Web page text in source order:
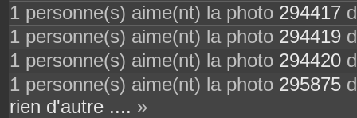
1 personne(s) aime(nt) la photo 294417
1 personne(s) aime(nt) la photo 294419
1 personne(s) aime(nt) la photo 294420
1 personne(s) aime(nt) la photo 295875
rien d'autre .... »